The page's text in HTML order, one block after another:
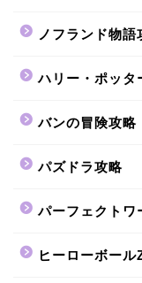
ノフランド物語
ハリー・ポッタ
バンの冒険攻略
パズドラ攻略
パーフェクトワ
ヒーローボール